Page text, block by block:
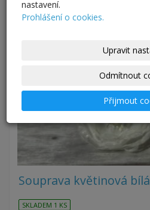
Souprava květinová bílá
SKLADEM 1 KS
nastavení.
Prohlášení o cookies.
Upravit
Odmítnout
Přijmout